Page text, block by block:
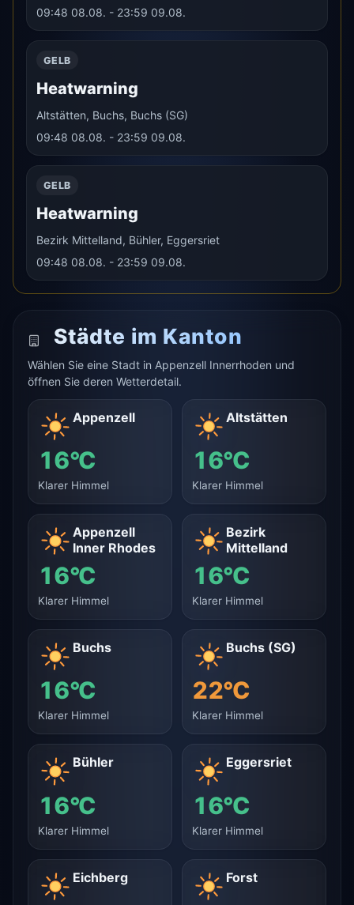
09:48 08.08. - 23:59 09.08.
GELB
Heatwarning
Altstätten, Buchs, Buchs (SG)
09:48 08.08. - 23:59 09.08.
GELB
Heatwarning
Bezirk Mittelland, Bühler, Eggersriet
09:48 08.08. - 23:59 09.08.
Städte im Kanton
Wählen Sie eine Stadt in Appenzell Innerrhoden und
öffnen Sie deren Wetterdetail.
Appenzell
16°C
Klarer Himmel
Altstätten
16°C
Klarer Himmel
Appenzell
Inner Rhodes
16°C
Klarer Himmel
Bezirk
Mittelland
16°C
Klarer Himmel
Buchs
16°C
Klarer Himmel
Buchs (SG)
22°C
Klarer Himmel
Bühler
16°C
Klarer Himmel
Eggersriet
16°C
Klarer Himmel
Eichberg Forst